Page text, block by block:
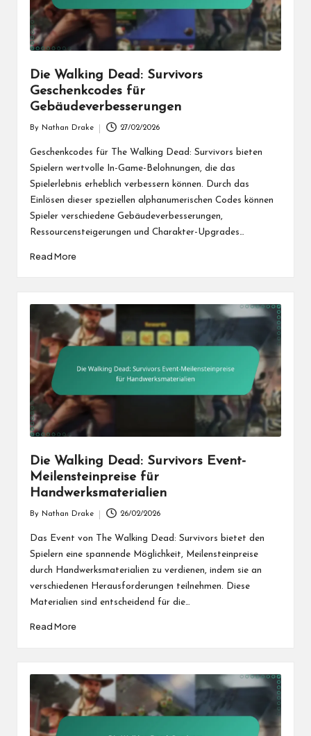
Die Walking Dead: Survivors
Geschenkcodes für
Gebäudeverbesserungen
by
By Nathan Drake 27/02/2026
Geschenkcodes für The Walking Dead: Survivors bieten
Spielern wertvolle In-Game-Belohnungen, die das
Spielerlebnis erheblich verbessern können. Durch das
Einlösen dieser speziellen alphanumerischen Codes können
Spieler verschiedene Gebäudeverbesserungen,
Ressourcensteigerungen und Charakter-Upgrades…
Read More
Die Walking Dead: Survivors Event-
Meilensteinpreise für
Handwerksmaterialien
by
By Nathan Drake 26/02/2026
Das Event von The Walking Dead: Survivors bietet den
Spielern eine spannende Möglichkeit, Meilensteinpreise
durch Handwerksmaterialien zu verdienen, indem sie an
verschiedenen Herausforderungen teilnehmen. Diese
Materialien sind entscheidend für die…
Read More